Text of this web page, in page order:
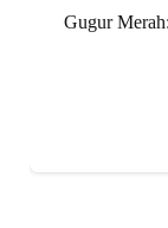
Gugur